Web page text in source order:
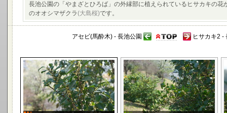
長池公園の「やまざとひろば」の外縁部に植えられているヒサカキの
のオオシマザクラ(大島桜)です。
アセビ(馬酔木) - 長池公園 ヒサカキ2 -